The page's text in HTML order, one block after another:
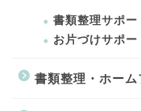
書類整理サポー
お片づけサポー
書類整理・ホー